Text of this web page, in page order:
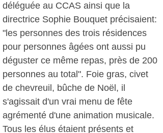
déléguée au CCAS ainsi que la
directrice Sophie Bouquet précisaient:
"les personnes des trois résidences
pour personnes âgées ont aussi pu
déguster ce même repas, près de 200
personnes au total". Foie gras, civet
de chevreuil, bûche de Noël, il
s'agissait d'un vrai menu de fête
agrémenté d'une animation musicale.
Tous les élus étaient présents et